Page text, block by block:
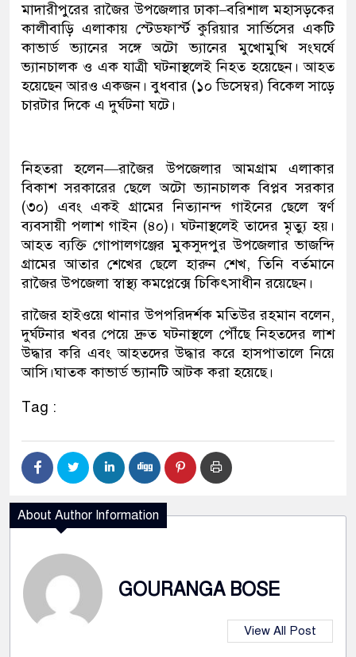
মাদারীপুরের রাজৈর উপজেলার ঢাকা–বরিশাল মহাসড়কের
কালীবাড়ি এলাকায় স্টেডফার্স্ট কুরিয়ার সার্ভিসের একটি
কাভার্ড ভ্যানের সঙ্গে অটো ভ্যানের মুখোমুখি সংঘর্ষে
ভ্যানচালক ও এক যাত্রী ঘটনাস্থলেই নিহত হয়েছেন। আহত
হয়েছেন আরও একজন। বুধবার (১০ ডিসেম্বর) বিকেল সাড়ে
চারটার দিকে এ দুর্ঘটনা ঘটে।
নিহতরা হলেন—রাজৈর উপজেলার আমগ্রাম এলাকার
বিকাশ সরকারের ছেলে অটো ভ্যানচালক বিপ্লব সরকার
(৩০) এবং একই গ্রামের নিত্যানন্দ গাইনের ছেলে স্বর্ণ
ব্যবসায়ী পলাশ গাইন (৪০)। ঘটনাস্থলেই তাদের মৃত্যু হয়।
আহত ব্যক্তি গোপালগঞ্জের মুকসুদপুর উপজেলার ভাজন্দি
গ্রামের আতার শেখের ছেলে হারুন শেখ, তিনি বর্তমানে
রাজৈর উপজেলা স্বাস্থ্য কমপ্লেক্সে চিকিৎসাধীন রয়েছেন।
রাজৈর হাইওয়ে থানার উপপরিদর্শক মতিউর রহমান বলেন,
দুর্ঘটনার খবর পেয়ে দ্রুত ঘটনাস্থলে পৌঁছে নিহতদের লাশ
উদ্ধার করি এবং আহতদের উদ্ধার করে হাসপাতালে নিয়ে
আসি।ঘাতক কাভার্ড ভ্যানটি আটক করা হয়েছে।
Tag :
About Author Information
GOURANGA BOSE
View All Post